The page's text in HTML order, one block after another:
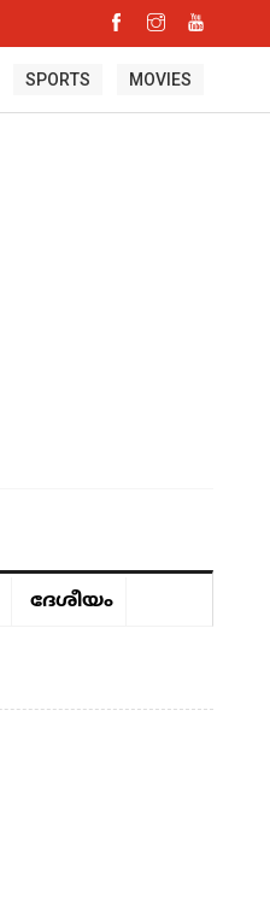
SPORTS MOVIES
ദേശീയം